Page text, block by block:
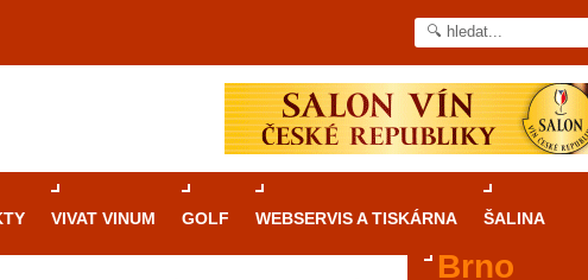
VIVAT VINUM GOLF WEBSERVIS A TISKÁRNA ŠALINA
Brno